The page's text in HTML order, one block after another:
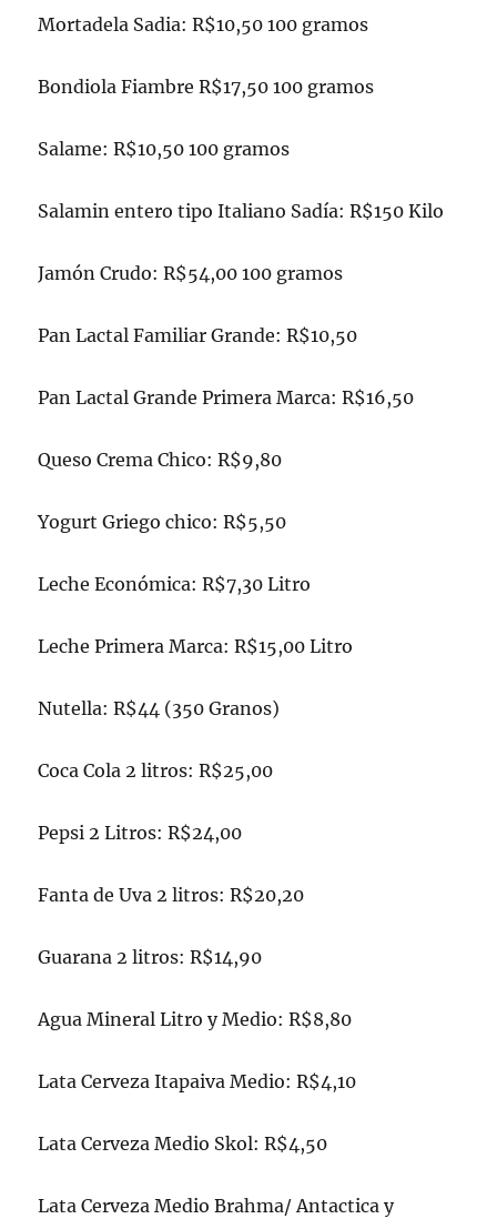
Mortadela Sadia: R$10,50 100 gramos
Bondiola Fiambre R$17,50 100 gramos
Salame: R$10,50 100 gramos
Salamin entero tipo Italiano Sadía: R$150 Kilo
Jamón Crudo: R$54,00 100 gramos
Pan Lactal Familiar Grande: R$10,50
Pan Lactal Grande Primera Marca: R$16,50
Queso Crema Chico: R$9,80
Yogurt Griego chico: R$5,50
Leche Económica: R$7,30 Litro
Leche Primera Marca: R$15,00 Litro
Nutella: R$44 (350 Granos)
Coca Cola 2 litros: R$25,00
Pepsi 2 Litros: R$24,00
Fanta de Uva 2 litros: R$20,20
Guarana 2 litros: R$14,90
Agua Mineral Litro y Medio: R$8,80
Lata Cerveza Itapaiva Medio: R$4,10
Lata Cerveza Medio Skol: R$4,50
Lata Cerveza Medio Brahma/ Antactica y